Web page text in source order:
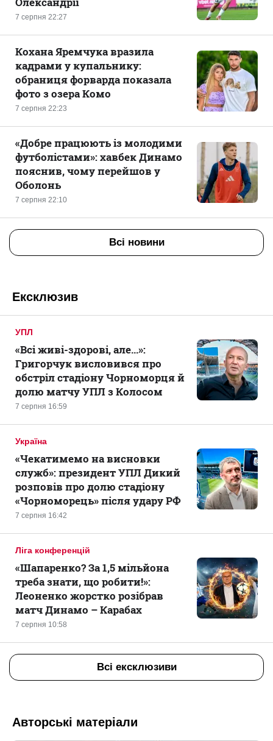
7 серпня 22:27
7 серпня 22:23
Кохана Яремчука вразила
кадрами у купальнику:
обраниця форварда показала
фото з озера Комо
7 серпня 22:10
«Добре працюють із молодими
футболістами»: хавбек Динамо
пояснив, чому перейшов у
Оболонь
Всі новини
Ексклюзив
УПЛ
7 серпня 16:59
«Всі живі-здорові, але...»:
Григорчук висловився про
обстріл стадіону Чорноморця й
долю матчу УПЛ з Колосом
Україна
7 серпня 16:42
«Чекатимемо на висновки
служб»: президент УПЛ Дикий
розповів про долю стадіону
«Чорноморець» після удару РФ
Ліга конференцій
7 серпня 10:58
«Шапаренко? За 1,5 мільйона
треба знати, що робити!»:
Леоненко жорстко розібрав
матч Динамо – Карабах
Всі ексклюзиви
Авторські матеріали